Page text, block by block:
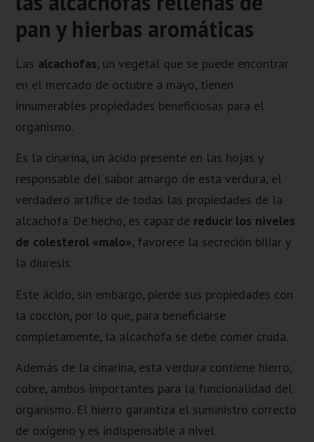
pan y hierbas aromáticas
Las alcachofas, un vegetal que se puede encontrar
en el mercado de octubre a mayo, tienen
innumerables propiedades beneficiosas para el
organismo.
Es la cinarina, un ácido presente en las hojas y
responsable del sabor amargo de esta verdura, el
verdadero artífice de todas las propiedades de la
alcachofa. De hecho, es capaz de reducir los niveles
de colesterol «malo», favorece la secreción biliar y
la diuresis.
Este ácido, sin embargo, pierde sus propiedades con
la cocción, por lo que, para beneficiarse
completamente, la alcachofa se debe comer cruda.
Además de la cinarina, esta verdura contiene hierro,
cobre, ambos importantes para la funcionalidad del
organismo. El hierro garantiza el suministro correcto
de oxígeno y es indispensable a nivel